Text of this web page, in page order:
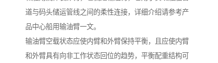
道与码头储运管线之间的柔性连接，详细介绍请参考产
品中心船用输油臂一文。
输油臂空载状态应使内臂和外臂保持平衡，且应使内臂
和外臂具有向非工作状态回位的趋势，平衡配重结构可